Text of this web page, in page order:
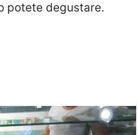
potete degustare.